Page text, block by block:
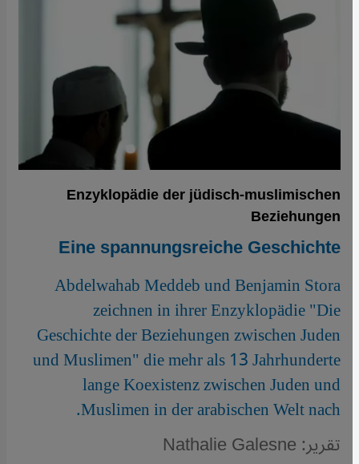
Enzyklopädie der jüdisch-muslimischen
Beziehungen
Eine spannungsreiche Geschichte
Abdelwahab Meddeb und Benjamin Stora
zeichnen in ihrer Enzyklopädie "Die
Geschichte der Beziehungen zwischen Juden
und Muslimen" die mehr als 13 Jahrhunderte
lange Koexistenz zwischen Juden und
Muslimen in der arabischen Welt nach.
تقرير: Nathalie Galesne